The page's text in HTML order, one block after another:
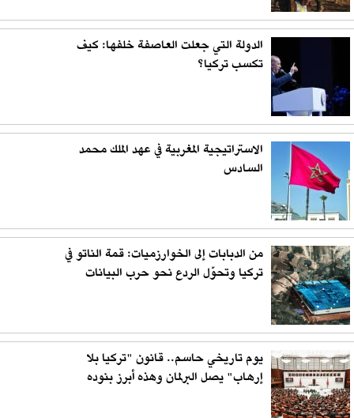
الدولة التي جعلت العاصفة خلفها: كيف
تكسب تركيا؟
الاستراتيجية المغربية في عهد الملك محمد
السادس
من الدبابات إلى الخوارزميات: قمة الناتو في
تركيا وتحوّل الردع نحو حرب البيانات
يوم تاريخي حاسم.. قانون "تركيا بلا
إرهاب" يصل البرلمان وهذه أبرز بنوده